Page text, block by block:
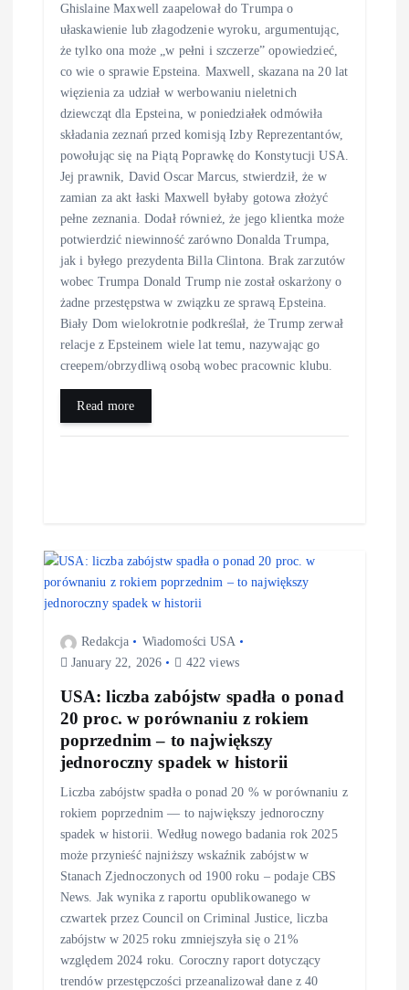
Ghislaine Maxwell zaapelował do Trumpa o
ułaskawienie lub złagodzenie wyroku, argumentując,
że tylko ona może „w pełni i szczerze” opowiedzieć,
co wie o sprawie Epsteina. Maxwell, skazana na 20 lat
więzienia za udział w werbowaniu nieletnich
dziewcząt dla Epsteina, w poniedziałek odmówiła
składania zeznań przed komisją Izby Reprezentantów,
powołując się na Piątą Poprawkę do Konstytucji USA.
Jej prawnik, David Oscar Marcus, stwierdził, że w
zamian za akt łaski Maxwell byłaby gotowa złożyć
pełne zeznania. Dodał również, że jego klientka może
potwierdzić niewinność zarówno Donalda Trumpa,
jak i byłego prezydenta Billa Clintona. Brak zarzutów
wobec Trumpa Donald Trump nie został oskarżony o
żadne przestępstwa w związku ze sprawą Epsteina.
Biały Dom wielokrotnie podkreślał, że Trump zerwał
relacje z Epsteinem wiele lat temu, nazywając go
creepem/obrzydliwą osobą wobec pracownic klubu.
Read more
Redakcja
Wiadomości USA
January 22, 2026
422 views
USA: liczba zabójstw spadła o ponad
20 proc. w porównaniu z rokiem
poprzednim – to największy
jednoroczny spadek w historii
Liczba zabójstw spadła o ponad 20 % w porównaniu z
rokiem poprzednim — to największy jednoroczny
spadek w historii. Według nowego badania rok 2025
może przynieść najniższy wskaźnik zabójstw w
Stanach Zjednoczonych od 1900 roku – podaje CBS
News. Jak wynika z raportu opublikowanego w
czwartek przez Council on Criminal Justice, liczba
zabójstw w 2025 roku zmniejszyła się o 21%
względem 2024 roku. Coroczny raport dotyczący
trendów przestępczości przeanalizował dane z 40